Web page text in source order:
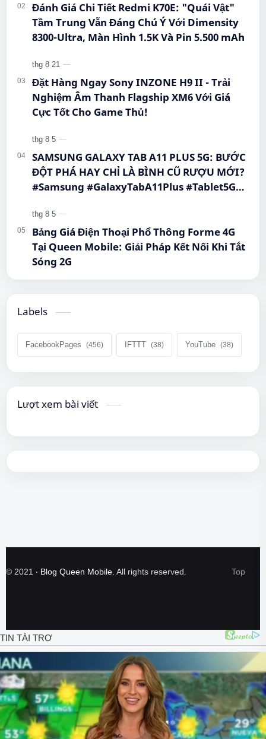
Đánh Giá Chi Tiết Redmi K70E: "Quái Vật"
Tầm Trung Vẫn Đáng Chú Ý Với Dimensity
8300-Ultra, Màn Hình 1.5K Và Pin 5.500 mAh
Đặt Hàng Ngay Sony INZONE H9 II - Trải
Nghiệm Âm Thanh Flagship XM6 Với Giá
Cực Tốt Cho Game Thủ!
SAMSUNG GALAXY TAB A11 PLUS 5G: BƯỚC
ĐỘT PHÁ HAY CHỈ LÀ BÌNH CŨ RƯỢU MỚI?
#Samsung #GalaxyTabA11Plus #Tablet5G
Bảng Giá Điện Thoại Phổ Thông Forme 4G
Tại Queen Mobile: Giải Pháp Kết Nối Khi Tắt
Sóng 2G
Labels
FacebookPages IFTTT YouTube
Lượt xem bài viết
© 2021 ‧ Blog Queen Mobile. All rights reserved.